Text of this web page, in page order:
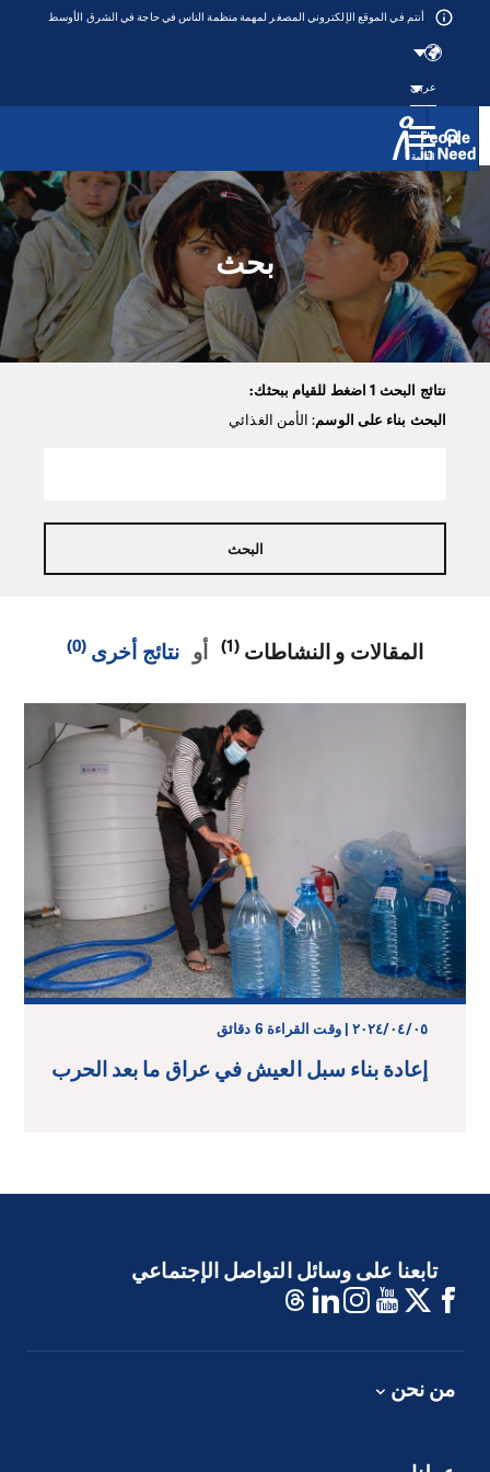
Přeskočit na obsah
أنتم في الموقع الإلكتروني المصغر لمهمة منظمة الناس في حاجة في الشرق الأوسط
عربي
القائمة
بحث
نتائج البحث 1 اضغط للقيام ببحثك:
البحث بناء على الوسم: الأمن الغذائي
المقالات و النشاطات (1) أو نتائج أخرى (0)
٠٥‏/٠٤‏/٢٠٢٤ | وقت القراءة 6 دقائق
إعادة بناء سبل العيش في عراق ما بعد الحرب
تابعنا على وسائل التواصل الإجتماعي
من نحن